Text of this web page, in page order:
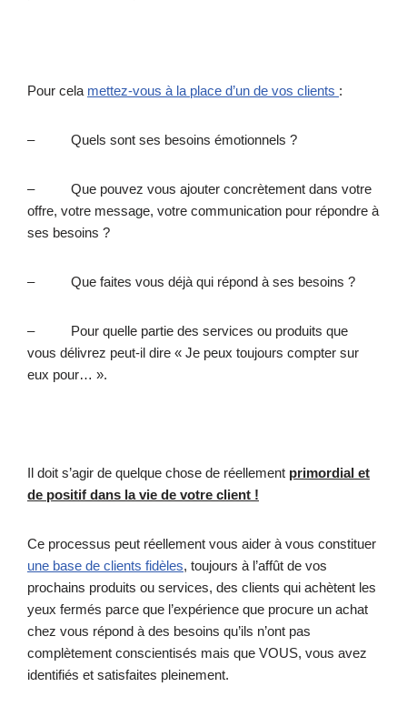
Pour cela mettez-vous à la place d’un de vos clients :
– Quels sont ses besoins émotionnels ?
– Que pouvez vous ajouter concrètement dans votre
offre, votre message, votre communication pour répondre à
ses besoins ?
– Que faites vous déjà qui répond à ses besoins ?
– Pour quelle partie des services ou produits que
vous délivrez peut-il dire « Je peux toujours compter sur
eux pour… ».
Il doit s’agir de quelque chose de réellement primordial et
de positif dans la vie de votre client !
Ce processus peut réellement vous aider à vous constituer
une base de clients fidèles, toujours à l’affût de vos
prochains produits ou services, des clients qui achètent les
yeux fermés parce que l’expérience que procure un achat
chez vous répond à des besoins qu’ils n’ont pas
complètement conscientisés mais que VOUS, vous avez
identifiés et satisfaites pleinement.